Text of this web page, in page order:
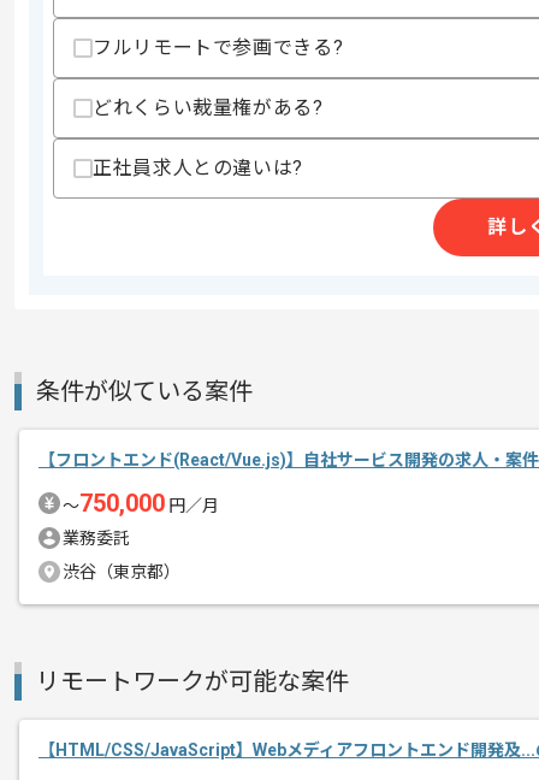
その他募集要項
募集人数
作業開始日
2025/07/31
メディア支援事業や生成AI支援事業を
フルリモートで参画できる?
どれくらい裁量権がある?
正社員求人との違いは?
詳し
条件が似ている案件
【フロントエンド(React/Vue.js)】自社サービス開発の求人・案件
〜750,000 円／月
業務委託
渋谷（東京都）
リモートワークが可能な案件
【HTML/CSS/JavaScript】Webメディアフロントエンド開発及